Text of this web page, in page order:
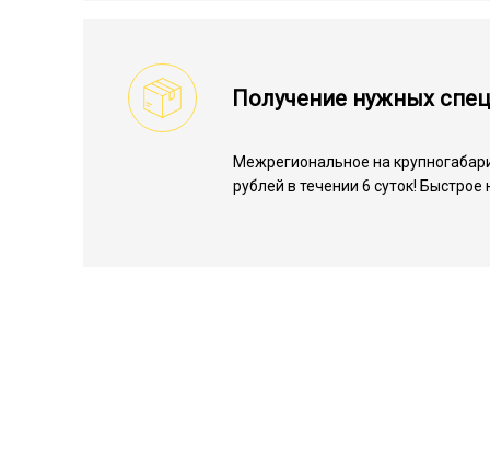
Получение нужных
Межрегиональное на
рублей в течении 6 суток!